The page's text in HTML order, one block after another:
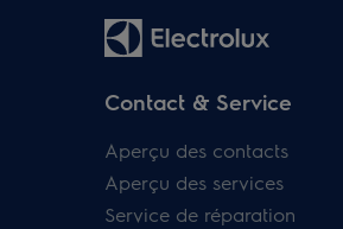
Contact & Service
Aperçu des contacts
Aperçu des services
Service de réparation